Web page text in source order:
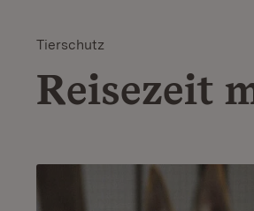
Tierschutz
Reisezeit